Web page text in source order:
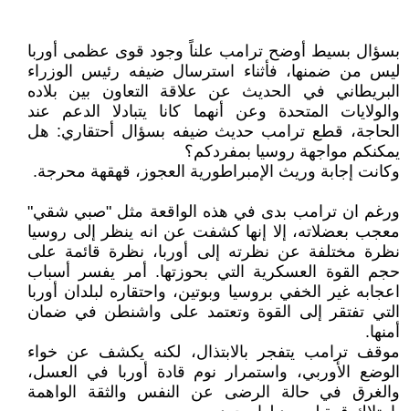
بسؤال بسيط أوضح ترامب علناً وجود قوى عظمى أوربا
ليس من ضمنها، فأثناء استرسال ضيفه رئيس الوزراء
البريطاني في الحديث عن علاقة التعاون بين بلاده
والولايات المتحدة وعن أنهما كانا يتبادلا الدعم عند
الحاجة، قطع ترامب حديث ضيفه بسؤال أحتقاري: هل
يمكنكم مواجهة روسيا بمفردكم؟
وكانت إجابة وريث الإمبراطورية العجوز، قهقهة محرجة.
ورغم ان ترامب بدى في هذه الواقعة مثل "صبي شقي"
معجب بعضلاته، إلا إنها كشفت عن انه ينظر إلى روسيا
نظرة مختلفة عن نظرته إلى أوربا، نظرة قائمة على
حجم القوة العسكرية التي بحوزتها. أمر يفسر أسباب
اعجابه غير الخفي بروسيا وبوتين، واحتقاره لبلدان أوربا
التي تفتقر إلى القوة وتعتمد على واشنطن في ضمان
أمنها.
موقف ترامب يتفجر بالابتذال، لكنه يكشف عن خواء
الوضع الأوربي، واستمرار نوم قادة أوربا في العسل،
والغرق في حالة الرضى عن النفس والثقة الواهمة